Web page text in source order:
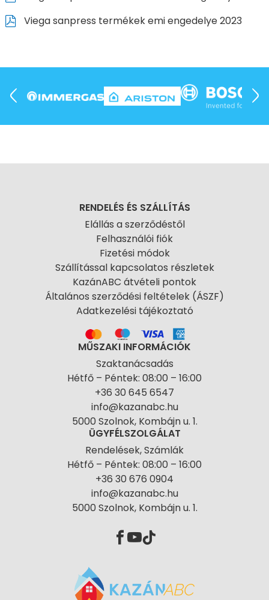
Viega sanpress termékek emi engedelye 2023
RENDELÉS ÉS SZÁLLÍTÁS
Elállás a szerződéstől
Felhasználói fiók
Fizetési módok
Szállítással kapcsolatos részletek
KazánABC átvételi pontok
Általános szerződési feltételek (ÁSZF)
Adatkezelési tájékoztató
MŰSZAKI INFORMÁCIÓK
Szaktanácsadás
Hétfő – Péntek: 08:00 – 16:00
+36 30 645 6547
info@kazanabc.hu
5000 Szolnok, Kombájn u. 1.
ÜGYFÉLSZOLGÁLAT
Rendelések, Számlák
Hétfő – Péntek: 08:00 – 16:00
+36 30 676 0904
info@kazanabc.hu
5000 Szolnok, Kombájn u. 1.